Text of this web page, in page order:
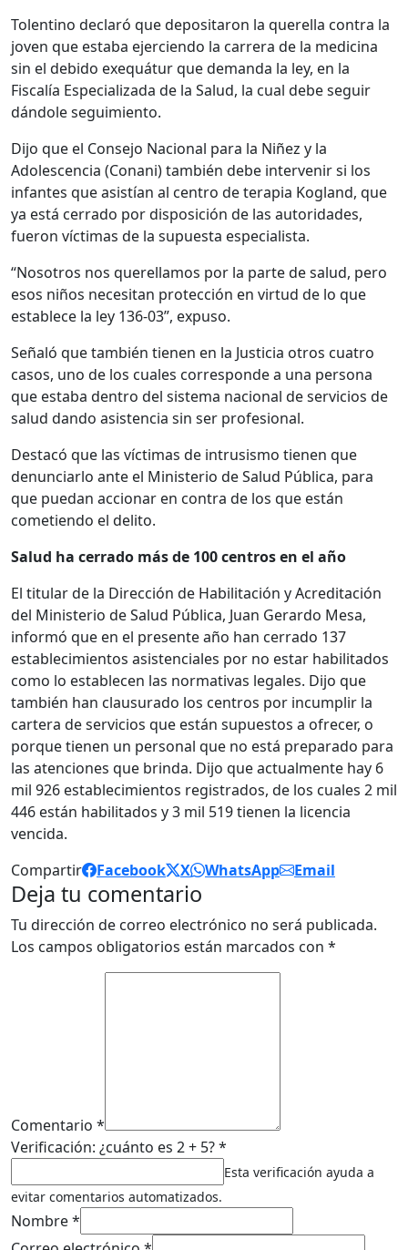
Tolentino declaró que depositaron la querella contra la
joven que estaba ejerciendo la carrera de la medicina
sin el debido exequátur que demanda la ley, en la
Fiscalía Especializada de la Salud, la cual debe seguir
dándole seguimiento.
Dijo que el Consejo Nacional para la Niñez y la
Adolescencia (Conani) también debe intervenir si los
infantes que asistían al centro de terapia Kogland, que
ya está cerrado por disposición de las autoridades,
fueron víctimas de la supuesta especialista.
“Nosotros nos querellamos por la parte de salud, pero
esos niños necesitan protección en virtud de lo que
establece la ley 136-03”, expuso.
Señaló que también tienen en la Justicia otros cuatro
casos, uno de los cuales corresponde a una persona
que estaba dentro del sistema nacional de servicios de
salud dando asistencia sin ser profesional.
Destacó que las víctimas de intrusismo tienen que
denunciarlo ante el Ministerio de Salud Pública, para
que puedan accionar en contra de los que están
cometiendo el delito.
Salud ha cerrado más de 100 centros en el año
El titular de la Dirección de Habilitación y Acreditación
del Ministerio de Salud Pública, Juan Gerardo Mesa,
informó que en el presente año han cerrado 137
establecimientos asistenciales por no estar habilitados
como lo establecen las normativas legales. Dijo que
también han clausurado los centros por incumplir la
cartera de servicios que están supuestos a ofrecer, o
porque tienen un personal que no está preparado para
las atenciones que brinda. Dijo que actualmente hay 6
mil 926 establecimientos registrados, de los cuales 2 mil
446 están habilitados y 3 mil 519 tienen la licencia
vencida.
Compartir
Facebook X WhatsApp Email
Deja tu comentario
Tu dirección de correo electrónico no será publicada.
Los campos obligatorios están marcados con *
Comentario *
Verificación: ¿cuánto es 2 + 5? *
Esta verificación ayuda a
evitar comentarios automatizados.
Nombre *